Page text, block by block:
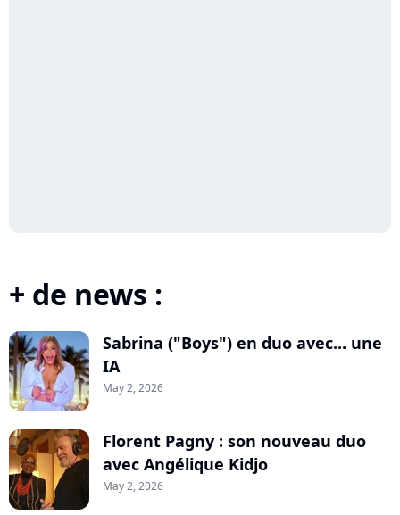
+ de news :
Sabrina ("Boys") en duo avec... une
IA
May 2, 2026
Florent Pagny : son nouveau duo
avec Angélique Kidjo
May 2, 2026